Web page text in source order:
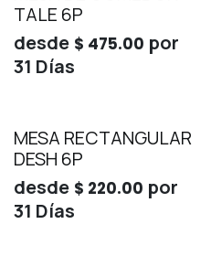
TALE 6P
desde $ 475.00 por
31 Días
MESA RECTANGULAR
DESH 6P
desde $ 220.00 por
31 Días